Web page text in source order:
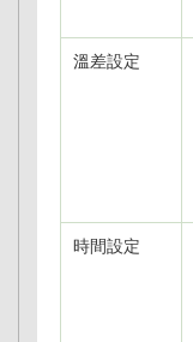
溫差設定
時間設定